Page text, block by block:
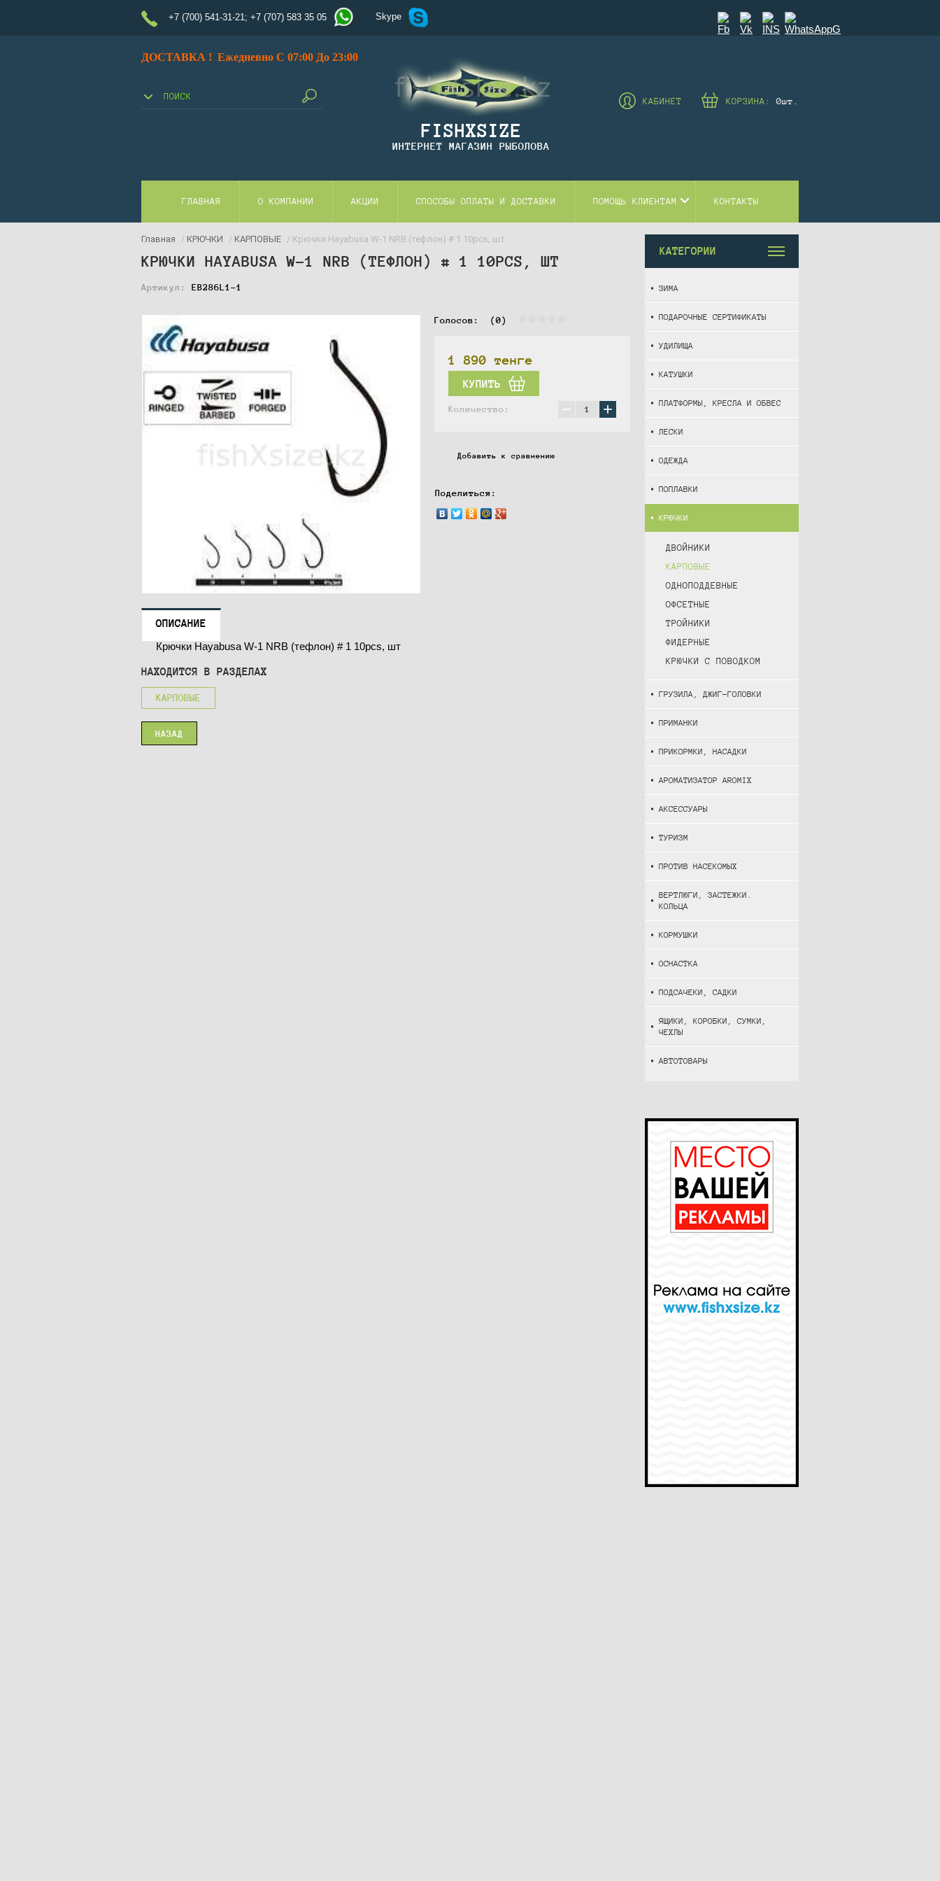
+7 (700) 541-31-21; +7 (707) 583 35 05 Skype
ДОСТАВКА ! Ежедневно С 07:00 До 23:00
КОРЗИНА:0шт.
КАБИНЕТ
FISHXSIZE
ИНТЕРНЕТ МАГАЗИН РЫБОЛОВА
ГЛАВНАЯ О КОМПАНИИ АКЦИИ СПОСОБЫ ОПЛАТЫ И ДОСТАВКИ ПОМОЩЬ КЛИЕНТАМ КОНТАКТЫ
КАТЕГОРИИ
ЗИМА
ПОДАРОЧНЫЕ СЕРТИФИКАТЫ
УДИЛИЩА
КАТУШКИ
ПЛАТФОРМЫ, КРЕСЛА И ОБВЕС
ЛЕСКИ
ОДЕЖДА
ПОПЛАВКИ
КРЮЧКИ
ДВОЙНИКИ
КАРПОВЫЕ
ОДНОПОДДЕВНЫЕ
ОФСЕТНЫЕ
ТРОЙНИКИ
ФИДЕРНЫЕ
КРЮЧКИ С ПОВОДКОМ
ГРУЗИЛА, ДЖИГ-ГОЛОВКИ
ПРИМАНКИ
ПРИКОРМКИ, НАСАДКИ
АРОМАТИЗАТОР AROMIX
АКСЕССУАРЫ
ТУРИЗМ
ПРОТИВ НАСЕКОМЫХ
ВЕРТЛЮГИ, ЗАСТЕЖКИ.
КОЛЬЦА
КОРМУШКИ
ОСНАСТКА
ПОДСАЧЕКИ, САДКИ
ЯЩИКИ, КОРОБКИ, СУМКИ,
ЧЕХЛЫ
АВТОТОВАРЫ
Главная / КРЮЧКИ / КАРПОВЫЕ / Крючки Hayabusa W-1 NRB (тефлон) # 1 10pcs, шт
КРЮЧКИ HAYABUSA W-1 NRB (ТЕФЛОН) # 1 10PCS, ШТ
Артикул: EB286L1-1
Голосов: (0)
1 890 тенге
КУПИТЬ
Количество: − +
Добавить к сравнению
Поделиться:
ОПИСАНИЕ
Крючки Hayabusa W-1 NRB (тефлон) # 1 10pcs, шт
НАХОДИТСЯ В РАЗДЕЛАХ
КАРПОВЫЕ
НАЗАД